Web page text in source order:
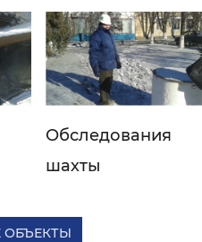
Обследования
шахты
ОБЪЕКТЫ